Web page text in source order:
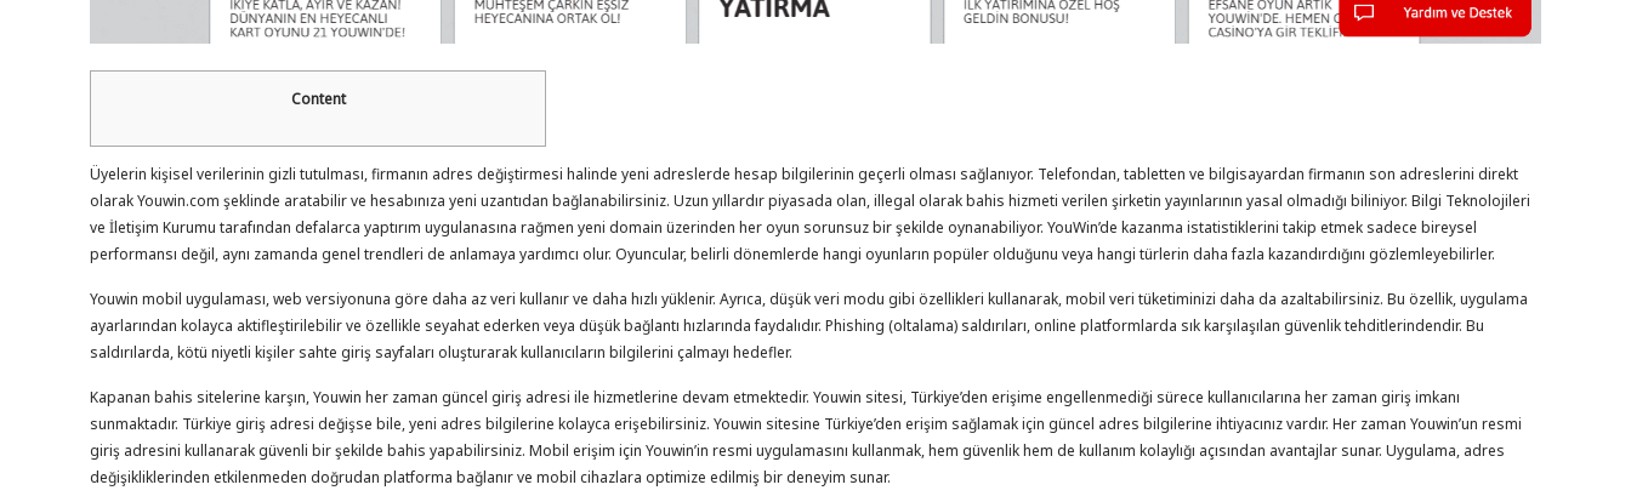
Content
Üyelerin kişisel verilerinin gizli tutulması, firmanın adres değiştirmesi halinde yeni adreslerde hesap bilgilerinin geçerli olması sağlanıyor. Telefondan, tabletten ve bilgisayardan firmanın son adreslerini direkt
olarak Youwin.com şeklinde aratabilir ve hesabınıza yeni uzantıdan bağlanabilirsiniz. Uzun yıllardır piyasada olan, illegal olarak bahis hizmeti verilen şirketin yayınlarının yasal olmadığı biliniyor. Bilgi Teknolojileri
ve İletişim Kurumu tarafından defalarca yaptırım uygulanasına rağmen yeni domain üzerinden her oyun sorunsuz bir şekilde oynanabiliyor. YouWin’de kazanma istatistiklerini takip etmek sadece bireysel
performansı değil, aynı zamanda genel trendleri de anlamaya yardımcı olur. Oyuncular, belirli dönemlerde hangi oyunların popüler olduğunu veya hangi türlerin daha fazla kazandırdığını gözlemleyebilirler.
Youwin mobil uygulaması, web versiyonuna göre daha az veri kullanır ve daha hızlı yüklenir. Ayrıca, düşük veri modu gibi özellikleri kullanarak, mobil veri tüketiminizi daha da azaltabilirsiniz. Bu özellik, uygulama
ayarlarından kolayca aktifleştirilebilir ve özellikle seyahat ederken veya düşük bağlantı hızlarında faydalıdır. Phishing (oltalama) saldırıları, online platformlarda sık karşılaşılan güvenlik tehditlerindendir. Bu
saldırılarda, kötü niyetli kişiler sahte giriş sayfaları oluşturarak kullanıcıların bilgilerini çalmayı hedefler.
Kapanan bahis sitelerine karşın, Youwin her zaman güncel giriş adresi ile hizmetlerine devam etmektedir. Youwin sitesi, Türkiye’den erişime engellenmediği sürece kullanıcılarına her zaman giriş imkanı
sunmaktadır. Türkiye giriş adresi değişse bile, yeni adres bilgilerine kolayca erişebilirsiniz. Youwin sitesine Türkiye’den erişim sağlamak için güncel adres bilgilerine ihtiyacınız vardır. Her zaman Youwin’un resmi
giriş adresini kullanarak güvenli bir şekilde bahis yapabilirsiniz. Mobil erişim için Youwin’in resmi uygulamasını kullanmak, hem güvenlik hem de kullanım kolaylığı açısından avantajlar sunar. Uygulama, adres
değişikliklerinden etkilenmeden doğrudan platforma bağlanır ve mobil cihazlara optimize edilmiş bir deneyim sunar.